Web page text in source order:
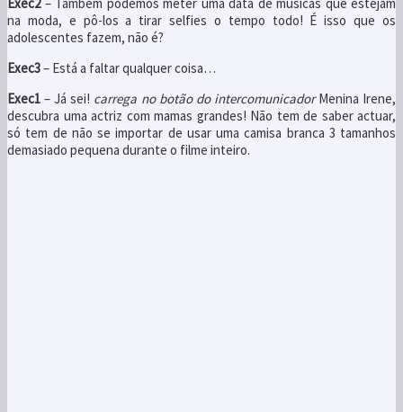
na moda, e pô-los a tirar selfies o tempo todo! É isso que os
adolescentes fazem, não é?
Exec3– Está a faltar qualquer coisa…
Exec1 – Já sei! carrega no botão do intercomunicadorMenina Irene,
descubra uma actriz com mamas grandes! Não tem de saber actuar,
só tem de não se importar de usar uma camisa branca 3 tamanhos
demasiado pequena durante o filme inteiro.